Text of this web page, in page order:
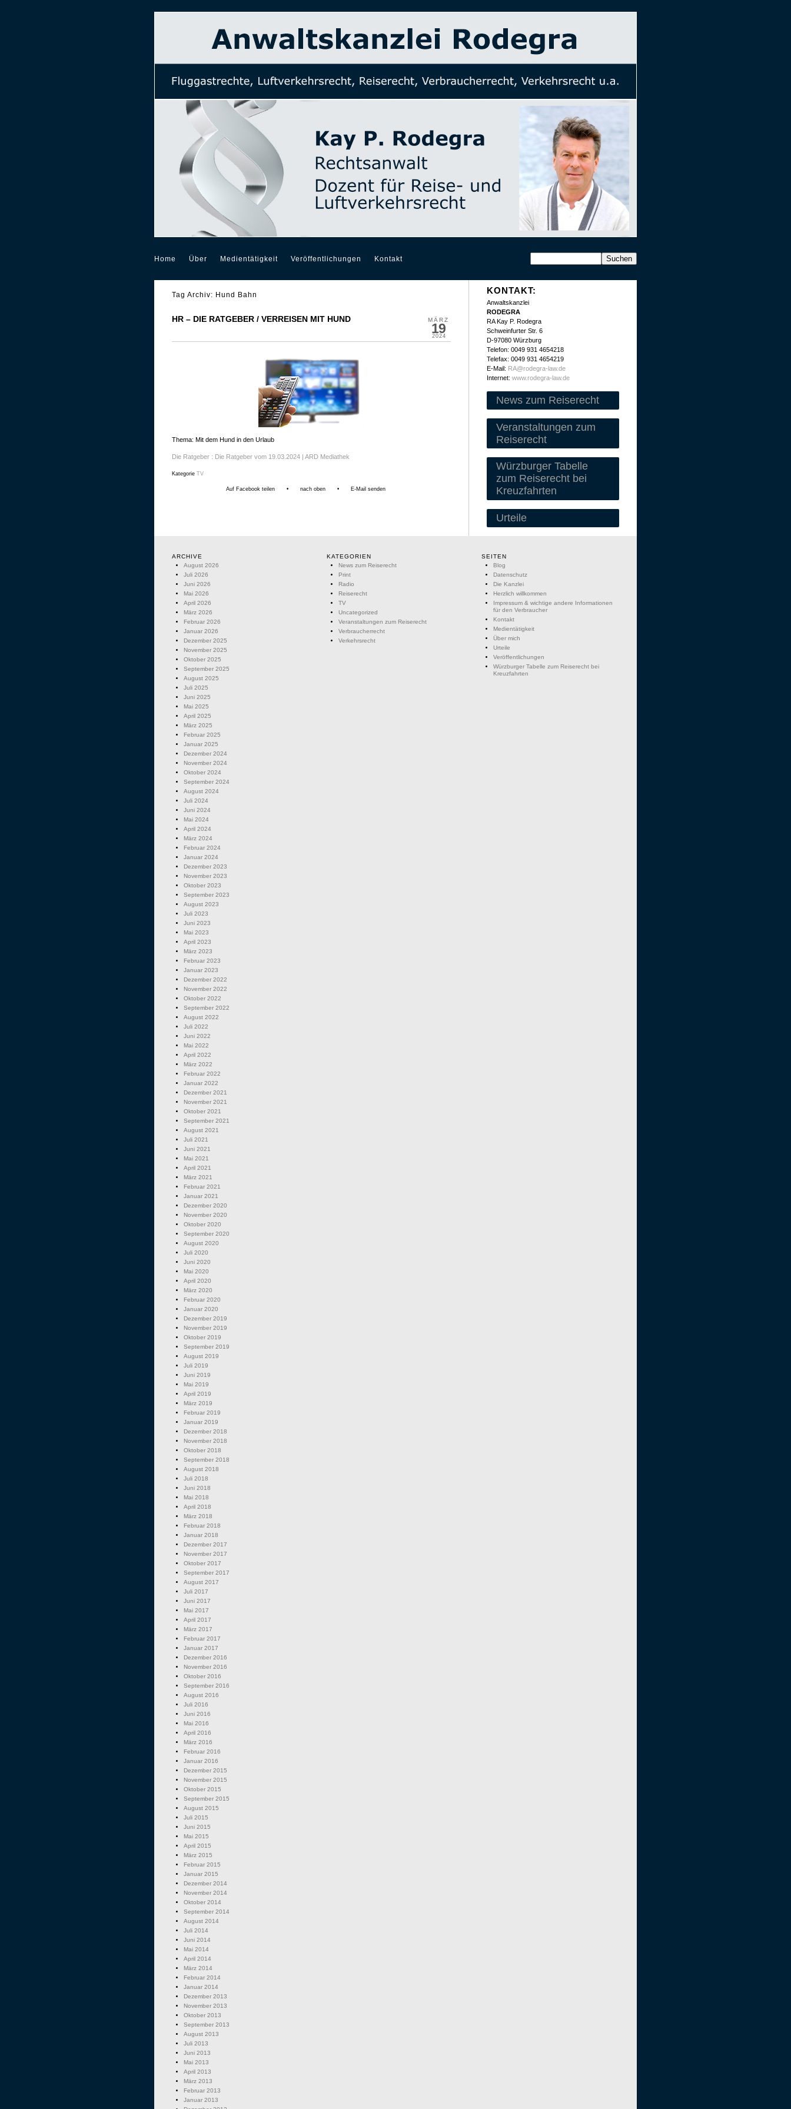
Home Über Medientätigkeit Veröffentlichungen Kontakt
Tag Archiv: Hund Bahn
MÄRZ
19
2024
HR – DIE RATGEBER / VERREISEN MIT HUND
Thema: Mit dem Hund in den Urlaub
Die Ratgeber : Die Ratgeber vom 19.03.2024 | ARD Mediathek
Kategorie TV
Auf Facebook teilen • nach oben • E-Mail senden
KONTAKT:
Anwaltskanzlei
RODEGRA
RA Kay P. Rodegra
Schweinfurter Str. 6
D-97080 Würzburg
Telefon: 0049 931 4654218
Telefax: 0049 931 4654219
E-Mail: RA@rodegra-law.de
Internet: www.rodegra-law.de
News zum Reiserecht
Veranstaltungen zum
Reiserecht
Würzburger Tabelle
zum Reiserecht bei
Kreuzfahrten
Urteile
ARCHIVE
August 2026
Juli 2026
Juni 2026
Mai 2026
April 2026
März 2026
Februar 2026
Januar 2026
Dezember 2025
November 2025
Oktober 2025
September 2025
August 2025
Juli 2025
Juni 2025
Mai 2025
April 2025
März 2025
Februar 2025
Januar 2025
Dezember 2024
November 2024
Oktober 2024
September 2024
August 2024
Juli 2024
Juni 2024
Mai 2024
April 2024
März 2024
Februar 2024
Januar 2024
Dezember 2023
November 2023
Oktober 2023
September 2023
August 2023
Juli 2023
Juni 2023
Mai 2023
April 2023
März 2023
Februar 2023
Januar 2023
Dezember 2022
November 2022
Oktober 2022
September 2022
August 2022
Juli 2022
Juni 2022
Mai 2022
April 2022
März 2022
Februar 2022
Januar 2022
Dezember 2021
November 2021
Oktober 2021
September 2021
August 2021
Juli 2021
Juni 2021
Mai 2021
April 2021
März 2021
Februar 2021
Januar 2021
Dezember 2020
November 2020
Oktober 2020
September 2020
August 2020
Juli 2020
Juni 2020
Mai 2020
April 2020
März 2020
Februar 2020
Januar 2020
Dezember 2019
November 2019
Oktober 2019
September 2019
August 2019
Juli 2019
Juni 2019
Mai 2019
April 2019
März 2019
Februar 2019
Januar 2019
Dezember 2018
November 2018
Oktober 2018
September 2018
August 2018
Juli 2018
Juni 2018
Mai 2018
April 2018
März 2018
Februar 2018
Januar 2018
Dezember 2017
November 2017
Oktober 2017
September 2017
August 2017
Juli 2017
Juni 2017
Mai 2017
April 2017
März 2017
Februar 2017
Januar 2017
Dezember 2016
November 2016
Oktober 2016
September 2016
August 2016
Juli 2016
Juni 2016
Mai 2016
April 2016
März 2016
Februar 2016
Januar 2016
Dezember 2015
November 2015
Oktober 2015
September 2015
August 2015
Juli 2015
Juni 2015
Mai 2015
April 2015
März 2015
Februar 2015
Januar 2015
Dezember 2014
November 2014
Oktober 2014
September 2014
August 2014
Juli 2014
Juni 2014
Mai 2014
April 2014
März 2014
Februar 2014
Januar 2014
Dezember 2013
November 2013
Oktober 2013
September 2013
August 2013
Juli 2013
Juni 2013
Mai 2013
April 2013
März 2013
Februar 2013
Januar 2013
KATEGORIEN
News zum Reiserecht
Print
Radio
Reiserecht
TV
Uncategorized
Veranstaltungen zum Reiserecht
Verbraucherrecht
Verkehrsrecht
SEITEN
Blog
Datenschutz
Die Kanzlei
Herzlich willkommen
Impressum & wichtige andere Informationen
für den Verbraucher
Kontakt
Medientätigkeit
Über mich
Urteile
Veröffentlichungen
Würzburger Tabelle zum Reiserecht bei
Kreuzfahrten